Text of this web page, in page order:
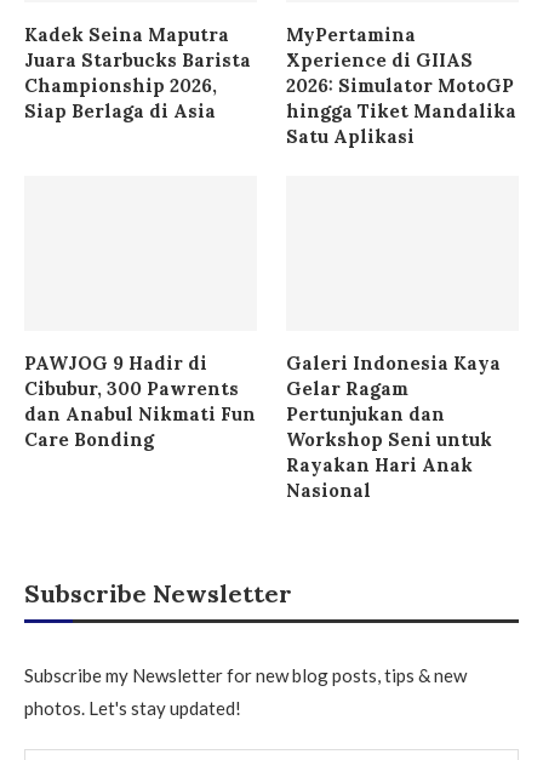
Kadek Seina Maputra
Juara Starbucks Barista
Championship 2026,
Siap Berlaga di Asia
MyPertamina
Xperience di GIIAS
2026: Simulator MotoGP
hingga Tiket Mandalika
Satu Aplikasi
PAWJOG 9 Hadir di
Cibubur, 300 Pawrents
dan Anabul Nikmati Fun
Care Bonding
Galeri Indonesia Kaya
Gelar Ragam
Pertunjukan dan
Workshop Seni untuk
Rayakan Hari Anak
Nasional
Subscribe Newsletter
Subscribe my Newsletter for new blog posts, tips & new
photos. Let's stay updated!